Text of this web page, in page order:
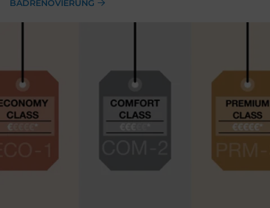
BADRENOVIERUNG